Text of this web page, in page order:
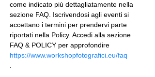
come indicato più dettagliatamente nella
sezione FAQ. Iscrivendosi agli eventi si
accettano i termini per prendervi parte
riportati nella Policy. Accedi alla sezione
FAQ & POLICY per approfondire
https://www.workshopfotografici.eu/faq